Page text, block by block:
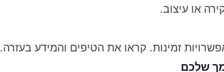
או עיצוב.
זמינות. קראו את הטיפים והמידע בעזרה.